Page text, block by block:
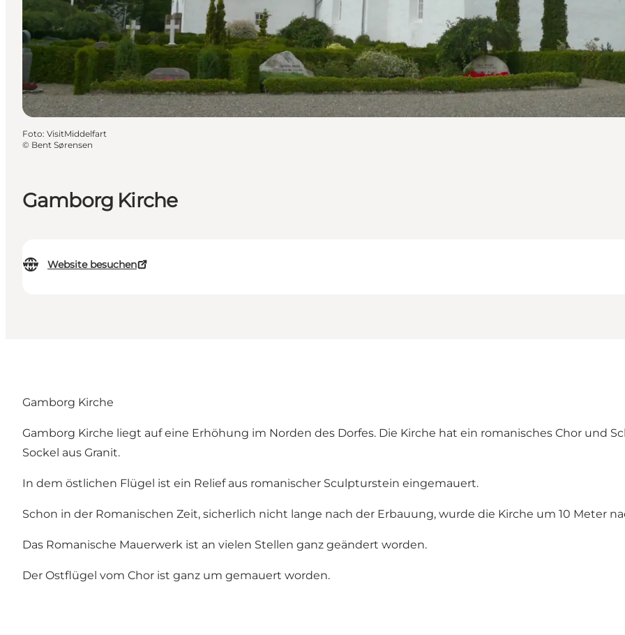
Gamborg Kirche
Website besuchen
Foto: VisitMiddelfart
© Bent Sørensen
Gamborg Kirche
Gamborg Kirche liegt auf eine Erhöhung im Norden des Dorfes. Die Kirche hat ein romanisches Chor und
Sockel aus Granit.
In dem östlichen Flügel ist ein Relief aus romanischer Sculpturstein eingemauert.
Schon in der Romanischen Zeit, sicherlich nicht lange nach der Erbauung, wurde die Kirche um 10 Meter
Das Romanische Mauerwerk ist an vielen Stellen ganz geändert worden.
Der Ostflügel vom Chor ist ganz um gemauert worden.